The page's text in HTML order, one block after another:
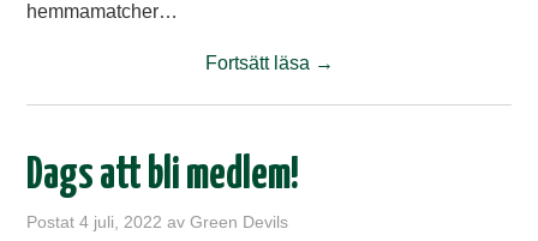
hemmamatcher…
Fortsätt läsa →
Dags att bli medlem!
Postat4 juli, 2022 avGreen Devils